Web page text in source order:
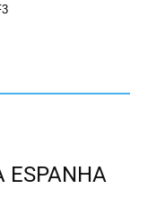
ESPANHA